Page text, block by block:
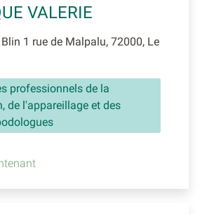
VALERIE
1 rue de Malpalu, 72000, Le
professionnels de la
de l'appareillage et des